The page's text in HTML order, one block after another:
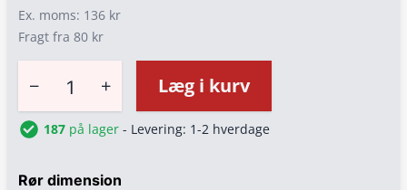
Ex. moms: 136 kr
Fragt fra 80 kr
− + Læg i kurv
187 på lager - Levering: 1-2 hverdage
Rør dimension